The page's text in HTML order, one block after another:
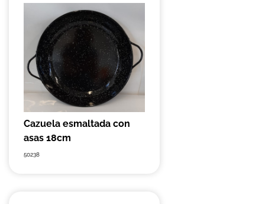
Cazuela esmaltada con
asas 18cm
50238